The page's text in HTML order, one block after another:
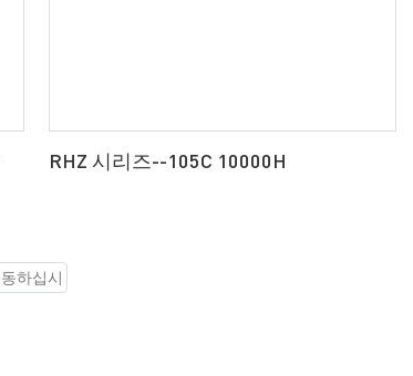
RHZ 시리즈--105C 10000H